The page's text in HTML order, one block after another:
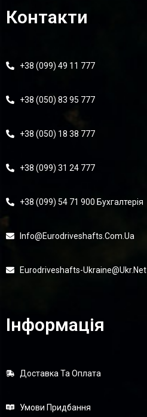
Контакти
+38 (099) 49 11 777
+38 (050) 83 95 777
+38 (050) 18 38 777
+38 (099) 31 24 777
+38 (099) 54 71 900 Бухгалтерія
Info@eurodriveshafts.com.ua
Eurodriveshafts-Ukraine@ukr.net
Інформація
Доставка Та Оплата
Умови Придбання